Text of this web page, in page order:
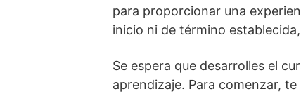
para proporcionar una
inicio ni de término
Se espera que desarrolles el
aprendizaje. Para comenzar,